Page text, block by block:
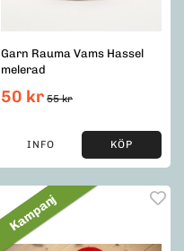
Garn Rauma Vams Hassel
melerad
50 kr 55 kr
INFO KÖP
Kampanj